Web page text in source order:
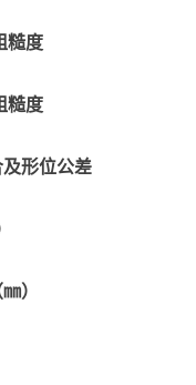
糙度
糙度
形位公差
）